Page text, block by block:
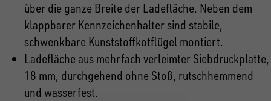
über die ganze Breite der Ladefläche. Neben dem
klappbarer Kennzeichenhalter sind stabile,
schwenkbare Kunststoffkotflügel montiert.
Ladefläche aus mehrfach verleimter Siebdruckplatte,
18 mm, durchgehend ohne Stoß, rutschhemmend
und wasserfest.